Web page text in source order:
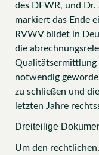
des DFWR, und Dr.
markiert das Ende
RVWV bildet in
die
Qualitätsermittlung
notwendig
zu schließen und
letzten Jahre
Dreiteilige
Um den